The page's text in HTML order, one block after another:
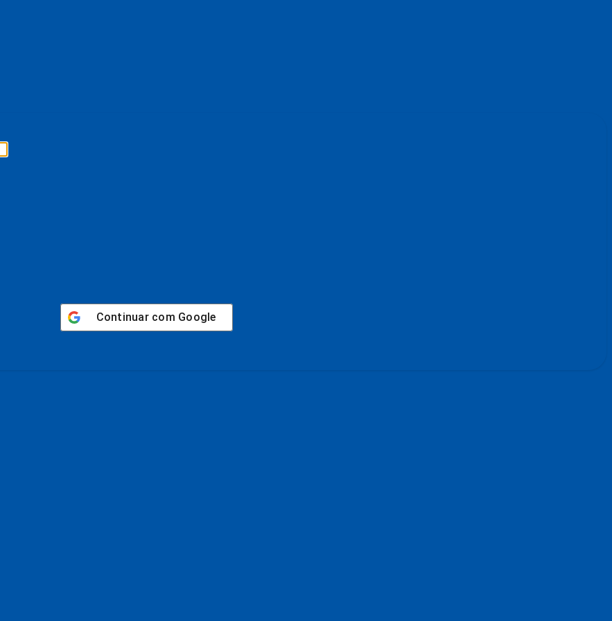
Continuar com Google